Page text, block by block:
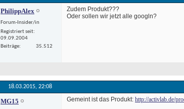
PhilippAlex
Forum-Insider/in
Registriert seit
09.09.2004
Beiträge
35.512
Zudem Produkt???
Oder sollen wir jetzt alle googln?
18.03.2015, 22:08
MG15 Gemeint ist das Produkt: http://activlab.de/